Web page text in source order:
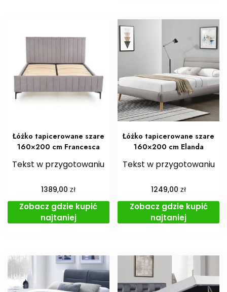
Łóżko tapicerowane szare
160×200 cm Francesca
Tekst w przygotowaniu
1389,00zł
Zobacz gdzie kupić
najtaniej
Łóżko tapicerowane szare
160×200 cm Elanda
Tekst w przygotowaniu
1249,00zł
Zobacz gdzie kupić
najtaniej